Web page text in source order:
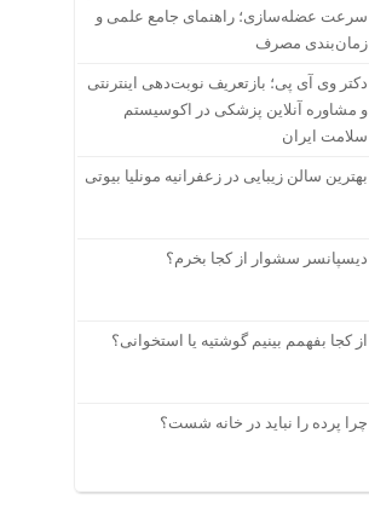
سرعت عضله‌سازی؛ راهنمای جامع علمی و
زمان‌بندی مصرف
دکتر وی آی پی؛ بازتعریف نوبت‌دهی اینترنتی
و مشاوره آنلاین پزشکی در اکوسیستم
سلامت ایران
بهترین سالن زیبایی در زعفرانیه مونلیا بیوتی
دیسپانسر سشوار از کجا بخرم؟
از کجا بفهمم بینیم گوشتیه یا استخوانی؟
چرا پرده را نباید در خانه شست؟